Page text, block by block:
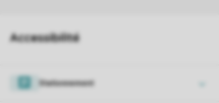
Stationnement